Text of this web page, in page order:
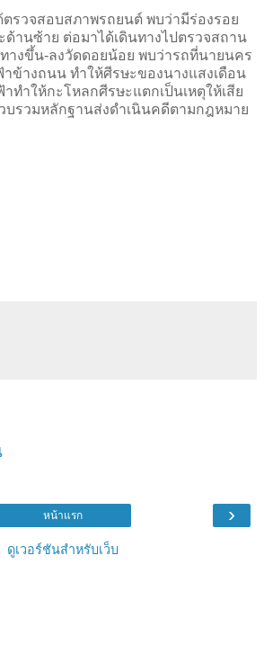
วจสอบสภาพรถยนต์ พบว่ามีร่องรอย
ด้านซ้าย ต่อมาได้เดินทางไปตรวจสถาน
างขึ้น-ลงวัดดอยน้อย พบว่ารถที่นายนคร
าข้างถนน ทำให้ศีรษะของนางแสงเดือน
ทำให้กะโหลกศีรษะแตกเป็นเหตุให้เสีย
บรวมหลักฐานส่งดำเนินคดีตามกฎหมาย
›
หน้าแรก
ดูเวอร์ชันสำหรับเว็บ